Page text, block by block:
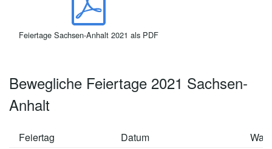
Feiertage Sachsen-Anhalt 2021 als PDF
Bewegliche Feiertage 2021 Sachsen-
Anhalt
Feiertag Datum